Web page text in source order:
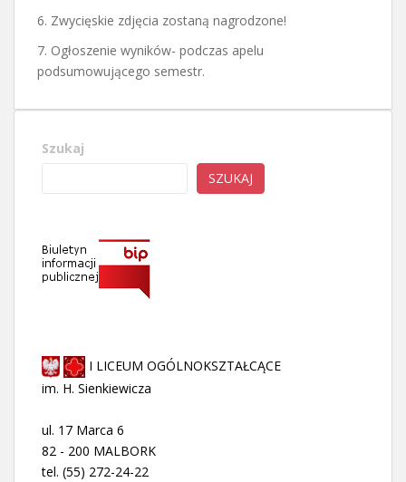
6. Zwycięskie zdjęcia zostaną nagrodzone!
7. Ogłoszenie wyników- podczas apelu
podsumowującego semestr.
Szukaj
SZUKAJ
I LICEUM OGÓLNOKSZTAŁCĄCE
im. H. Sienkiewicza
ul. 17 Marca 6
82 - 200 MALBORK
tel. (55) 272-24-22